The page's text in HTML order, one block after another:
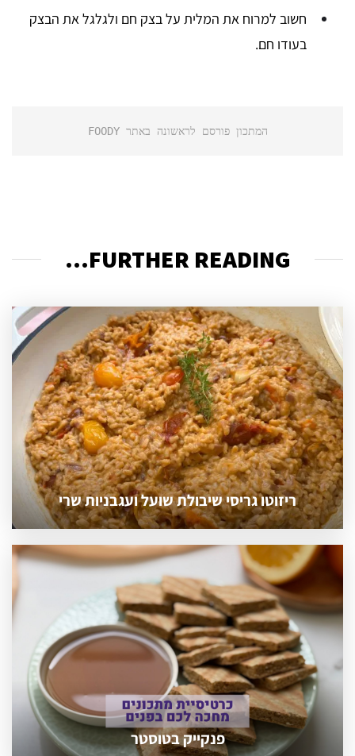
חשוב למרוח את המלית על בצק חם ולגלגל את הבצק
בעודו חם.
המתכון פורסם לראשונה באתר FOODY
FURTHER READING...
ריזוטו גריסי שיבולת שועל ועגבניות שרי
פנקייק בטוסטר